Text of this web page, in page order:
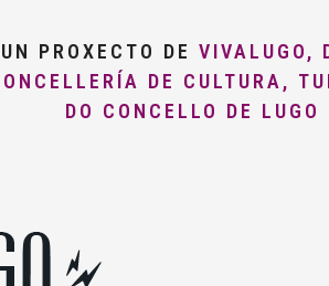
PROXECTO DE VIVALUGO,
DE CULTURA,
DO CONCELLO DE LUGO